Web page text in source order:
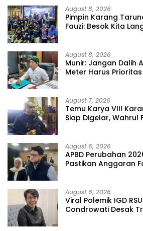
August 8, 2026
Pimpin Karang
Fauzi: Besok Kita
August 8, 2026
Munir: Jangan Dalih
Meter Harus Prioritas
August 7, 2026
Temu Karya VIII
Siap Digelar, Wahrul
August 6, 2026
APBD Perubahan
Pastikan Anggaran
August 6, 2026
Viral Polemik IGD
Condrowati Desak